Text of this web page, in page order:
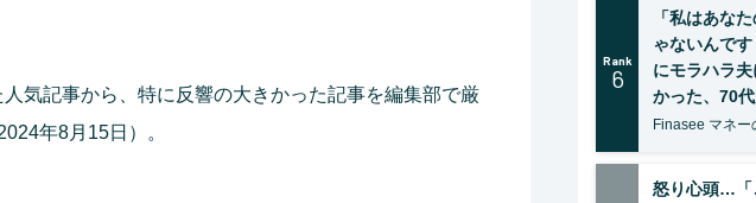
気記事から、特に反響の大きかった記事を編集部で厳
年8月15日）。
Rank
6
「私はあな
ゃないんで
にモラハラ
かった、70
Finasee マネ
怒り心頭…「